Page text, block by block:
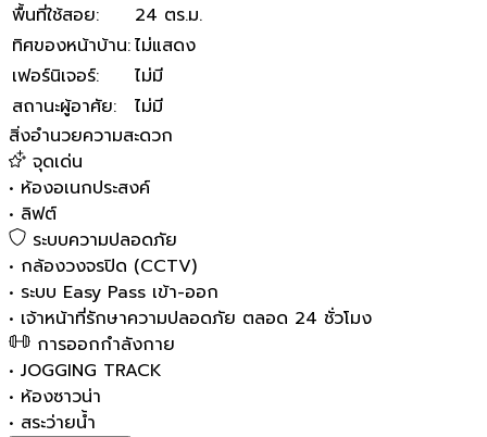
พื้นที่ใช้สอย:
24 ตร.ม.
ทิศของหน้าบ้าน:ไม่แสดง
เฟอร์นิเจอร์:
ไม่มี
สถานะผู้อาศัย:
ไม่มี
สิ่งอำนวยความสะดวก
จุดเด่น
• ห้องอเนกประสงค์
• ลิฟต์
ระบบความปลอดภัย
• กล้องวงจรปิด (CCTV)
• ระบบ Easy Pass เข้า-ออก
• เจ้าหน้าที่รักษาความปลอดภัย ตลอด 24 ชั่วโมง
การออกกำลังกาย
• JOGGING TRACK
• ห้องซาวน่า
• สระว่ายน้ำ